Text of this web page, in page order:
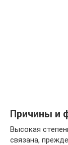
Причины и
Высокая
связана,